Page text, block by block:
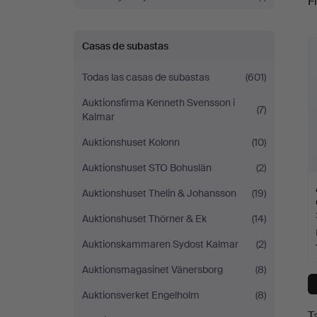
Casas de subastas
Todas las casas de subastas
(601)
Auktionsfirma Kenneth Svensson i
Kalmar
(7)
Auktionshuset Kolonn
(10)
Auktionshuset STO Bohuslän
(2)
Auktionshuset Thelin & Johansson
(19)
Auktionshuset Thörner & Ek
(14)
Auktionskammaren Sydost Kalmar
(2)
Auktionsmagasinet Vänersborg
(8)
Auktionsverket Engelholm
(8)